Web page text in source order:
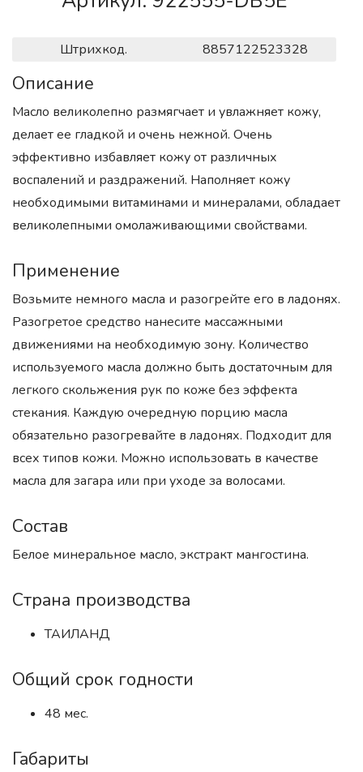
Штрихкод. 8857122523328
Описание
Масло великолепно размягчает и увлажняет кожу,
делает ее гладкой и очень нежной. Очень
эффективно избавляет кожу от различных
воспалений и раздражений. Наполняет кожу
необходимыми витаминами и минералами, обладает
великолепными омолаживающими свойствами.
Применение
Возьмите немного масла и разогрейте его в ладонях.
Разогретое средство нанесите массажными
движениями на необходимую зону. Количество
используемого масла должно быть достаточным для
легкого скольжения рук по коже без эффекта
стекания. Каждую очередную порцию масла
обязательно разогревайте в ладонях. Подходит для
всех типов кожи. Можно использовать в качестве
масла для загара или при уходе за волосами.
Состав
Белое минеральное масло, экстракт мангостина.
Страна производства
ТАИЛАНД
Общий срок годности
48 мес.
Габариты